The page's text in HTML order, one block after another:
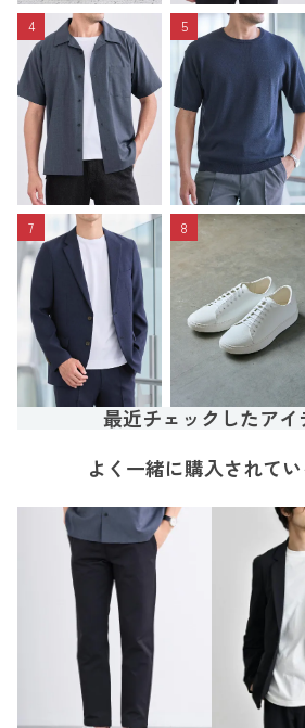
4 5
7 8
最近チェックしたアイ
よく一緒に購入されて